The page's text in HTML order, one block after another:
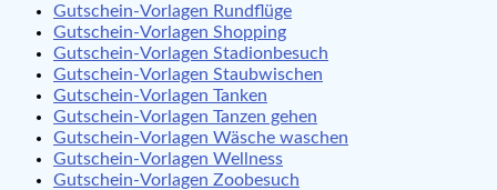
Gutschein-Vorlagen Rundflüge
Gutschein-Vorlagen Shopping
Gutschein-Vorlagen Stadionbesuch
Gutschein-Vorlagen Staubwischen
Gutschein-Vorlagen Tanken
Gutschein-Vorlagen Tanzen gehen
Gutschein-Vorlagen Wäsche waschen
Gutschein-Vorlagen Wellness
Gutschein-Vorlagen Zoobesuch